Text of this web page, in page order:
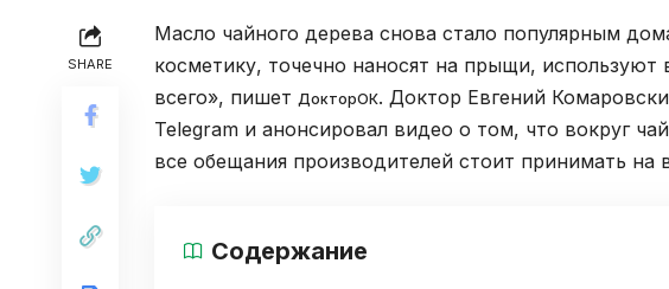
SHARE
Масло чайного дерева снова стало популярным
косметику, точечно наносят на прыщи,
всего», пишет ДокторОК. Доктор Евгений
Telegram и анонсировал видео о том, что вокруг
все обещания производителей стоит принимать на
Содержание